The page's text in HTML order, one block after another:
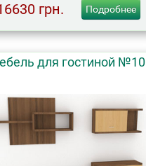
грн. Подробнее
для гостиной №10